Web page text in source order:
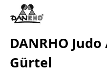
DANRHO
Gürtel